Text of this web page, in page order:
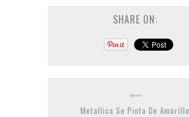
SHARE ON:
Metallica Se Pinta De Amarillo